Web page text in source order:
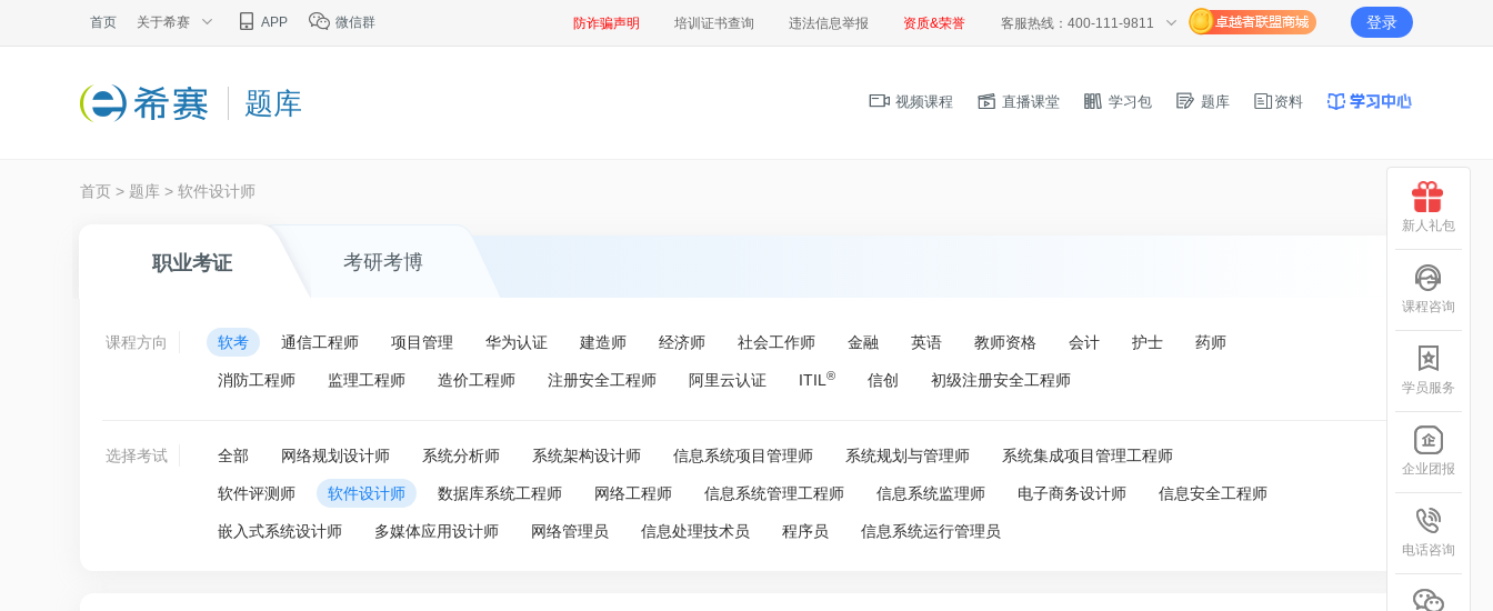
首页 关于希赛 APP 微信群 防诈骗声明 培训证书查询 违法信息举报 资质&荣誉 客服热线：400-111-9811 登录
题库 视频课程 直播课堂 学习包 题库 资料
首页 > 题库 > 软件设计师
职业考证 考研考博
课程方向 软考 通信工程师 项目管理 华为认证 建造师 经济师 社会工作师 金融 英语 教师资格 会计 护士 药师
消防工程师 监理工程师 造价工程师 注册安全工程师 阿里云认证 ITIL ® 信创 初级注册安全工程师
选择考试 全部 网络规划设计师 系统分析师 系统架构设计师 信息系统项目管理师 系统规划与管理师 系统集成项目管理工程师
软件评测师 软件设计师 数据库系统工程师 网络工程师 信息系统管理工程师 信息系统监理师 电子商务设计师 信息安全工程师
嵌入式系统设计师 多媒体应用设计师 网络管理员 信息处理技术员 程序员 信息系统运行管理员
新人礼包
课程咨询
学员服务
企业团报
电话咨询